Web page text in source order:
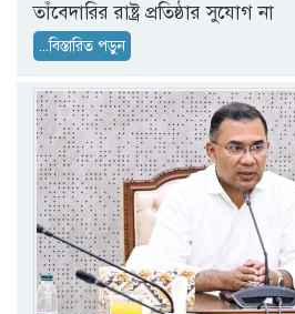
তাঁবেদারির রাষ্ট্র প্রতিষ্ঠার সুযোগ না
...বিস্তারিত পড়ুন